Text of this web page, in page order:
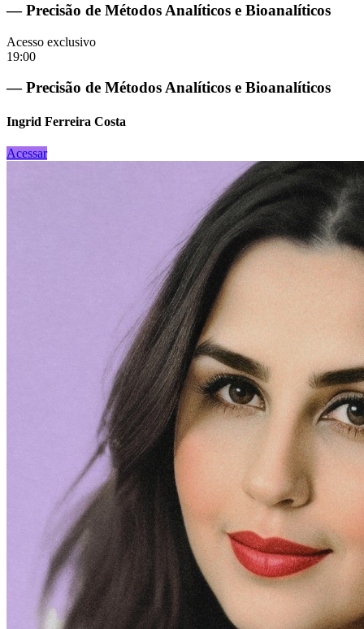
— Precisão de Métodos Analíticos e Bioanalíticos
Acesso exclusivo
19:00
— Precisão de Métodos Analíticos e Bioanalíticos
Ingrid Ferreira Costa
Acessar